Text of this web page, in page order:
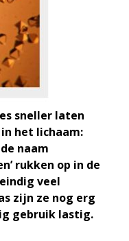
sneller laten
het lichaam:
naam
rukken op in de
veel
zijn ze nog erg
gebruik lastig.